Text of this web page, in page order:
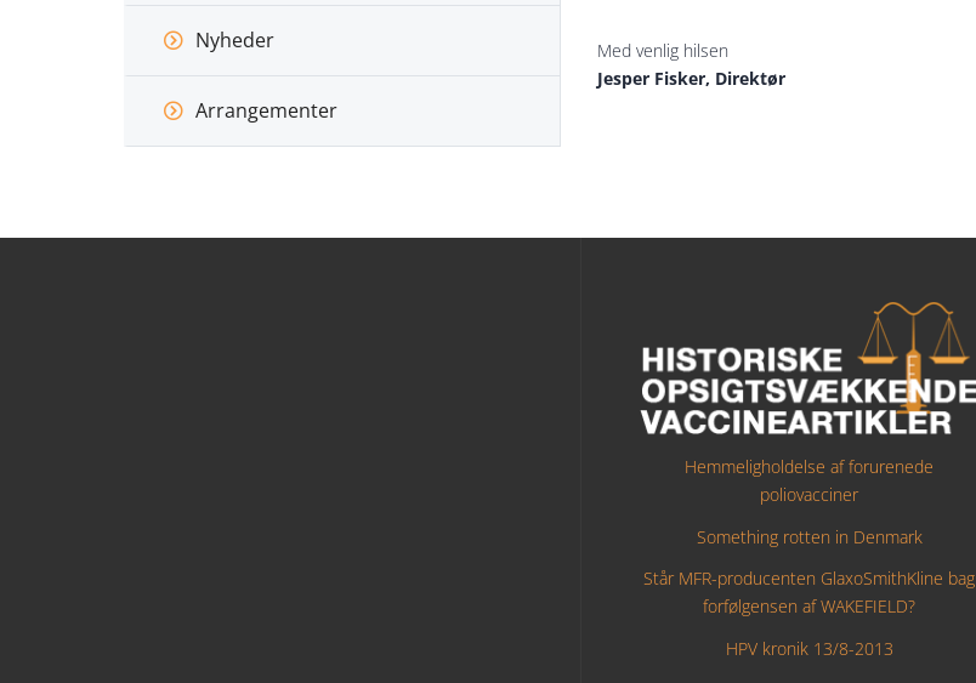
Nyheder
Arrangementer
Med venlig hilsen
Jesper Fisker, Direktør
Hemmeligholdelse af forurenede
poliovacciner
Something rotten in Denmark
Står MFR-producenten GlaxoSmithKline bag
forfølgensen af WAKEFIELD?
HPV kronik 13/8-2013